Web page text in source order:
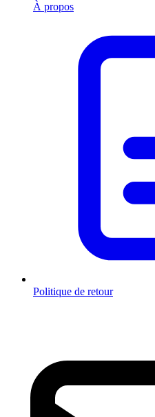
À propos
Politique de retour